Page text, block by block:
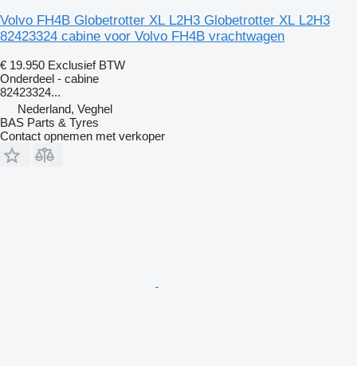
Volvo FH4B Globetrotter XL L2H3 Globetrotter XL L2H3
82423324 cabine voor Volvo FH4B vrachtwagen
€ 19.950 Exclusief BTW
Onderdeel - cabine
82423324...
Nederland, Veghel
BAS Parts & Tyres
Contact opnemen met verkoper